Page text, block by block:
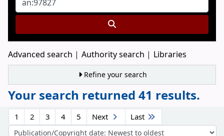
Advanced search Authority search Libraries
Refine your search
Your search returned 41 results.
1 2 3 4 5 Next Last
Sort by: